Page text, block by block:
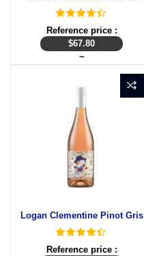
Reference price :
$67.80
~
Logan Clementine Pinot Gris
Reference price :